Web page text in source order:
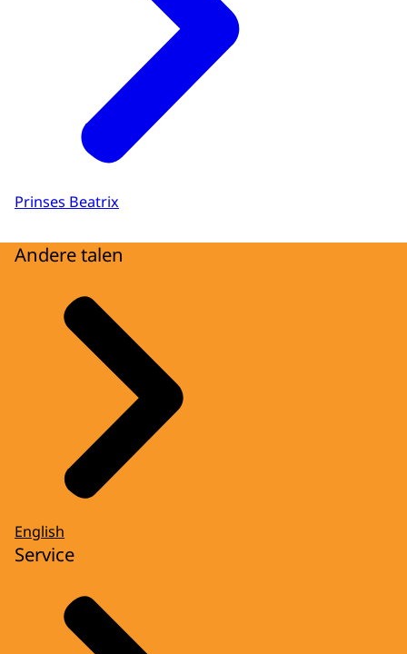
Prinses Beatrix
Andere talen
English
Service